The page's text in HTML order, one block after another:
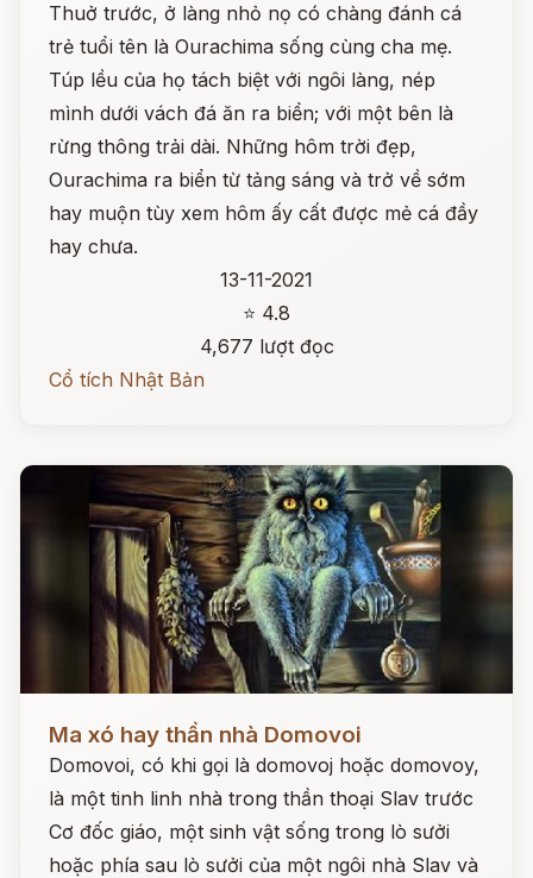
Thuở trước, ở làng nhỏ nọ có chàng đánh cá
trẻ tuổi tên là Ourachima sống cùng cha mẹ.
Túp lều của họ tách biệt với ngôi làng, nép
mình dưới vách đá ăn ra biển; với một bên là
rừng thông trải dài. Những hôm trời đẹp,
Ourachima ra biển từ tảng sáng và trở về sớm
hay muộn tùy xem hôm ấy cất được mẻ cá đầy
hay chưa.
13-11-2021
⭐ 4.8
4,677 lượt đọc
Cổ tích Nhật Bản
Ma xó hay thần nhà Domovoi
Domovoi, có khi gọi là domovoj hoặc domovoy,
là một tinh linh nhà trong thần thoại Slav trước
Cơ đốc giáo, một sinh vật sống trong lò sưởi
hoặc phía sau lò sưởi của một ngôi nhà Slav và